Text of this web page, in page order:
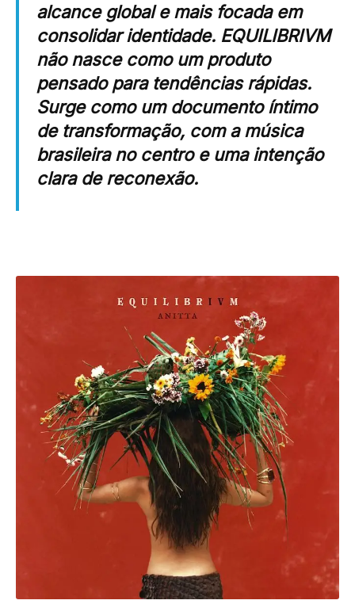
alcance global e mais focada em
consolidar identidade. EQUILIBRIVM
não nasce como um produto
pensado para tendências rápidas.
Surge como um documento íntimo
de transformação, com a música
brasileira no centro e uma intenção
clara de reconexão.